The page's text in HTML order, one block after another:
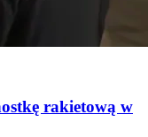
rakietową w